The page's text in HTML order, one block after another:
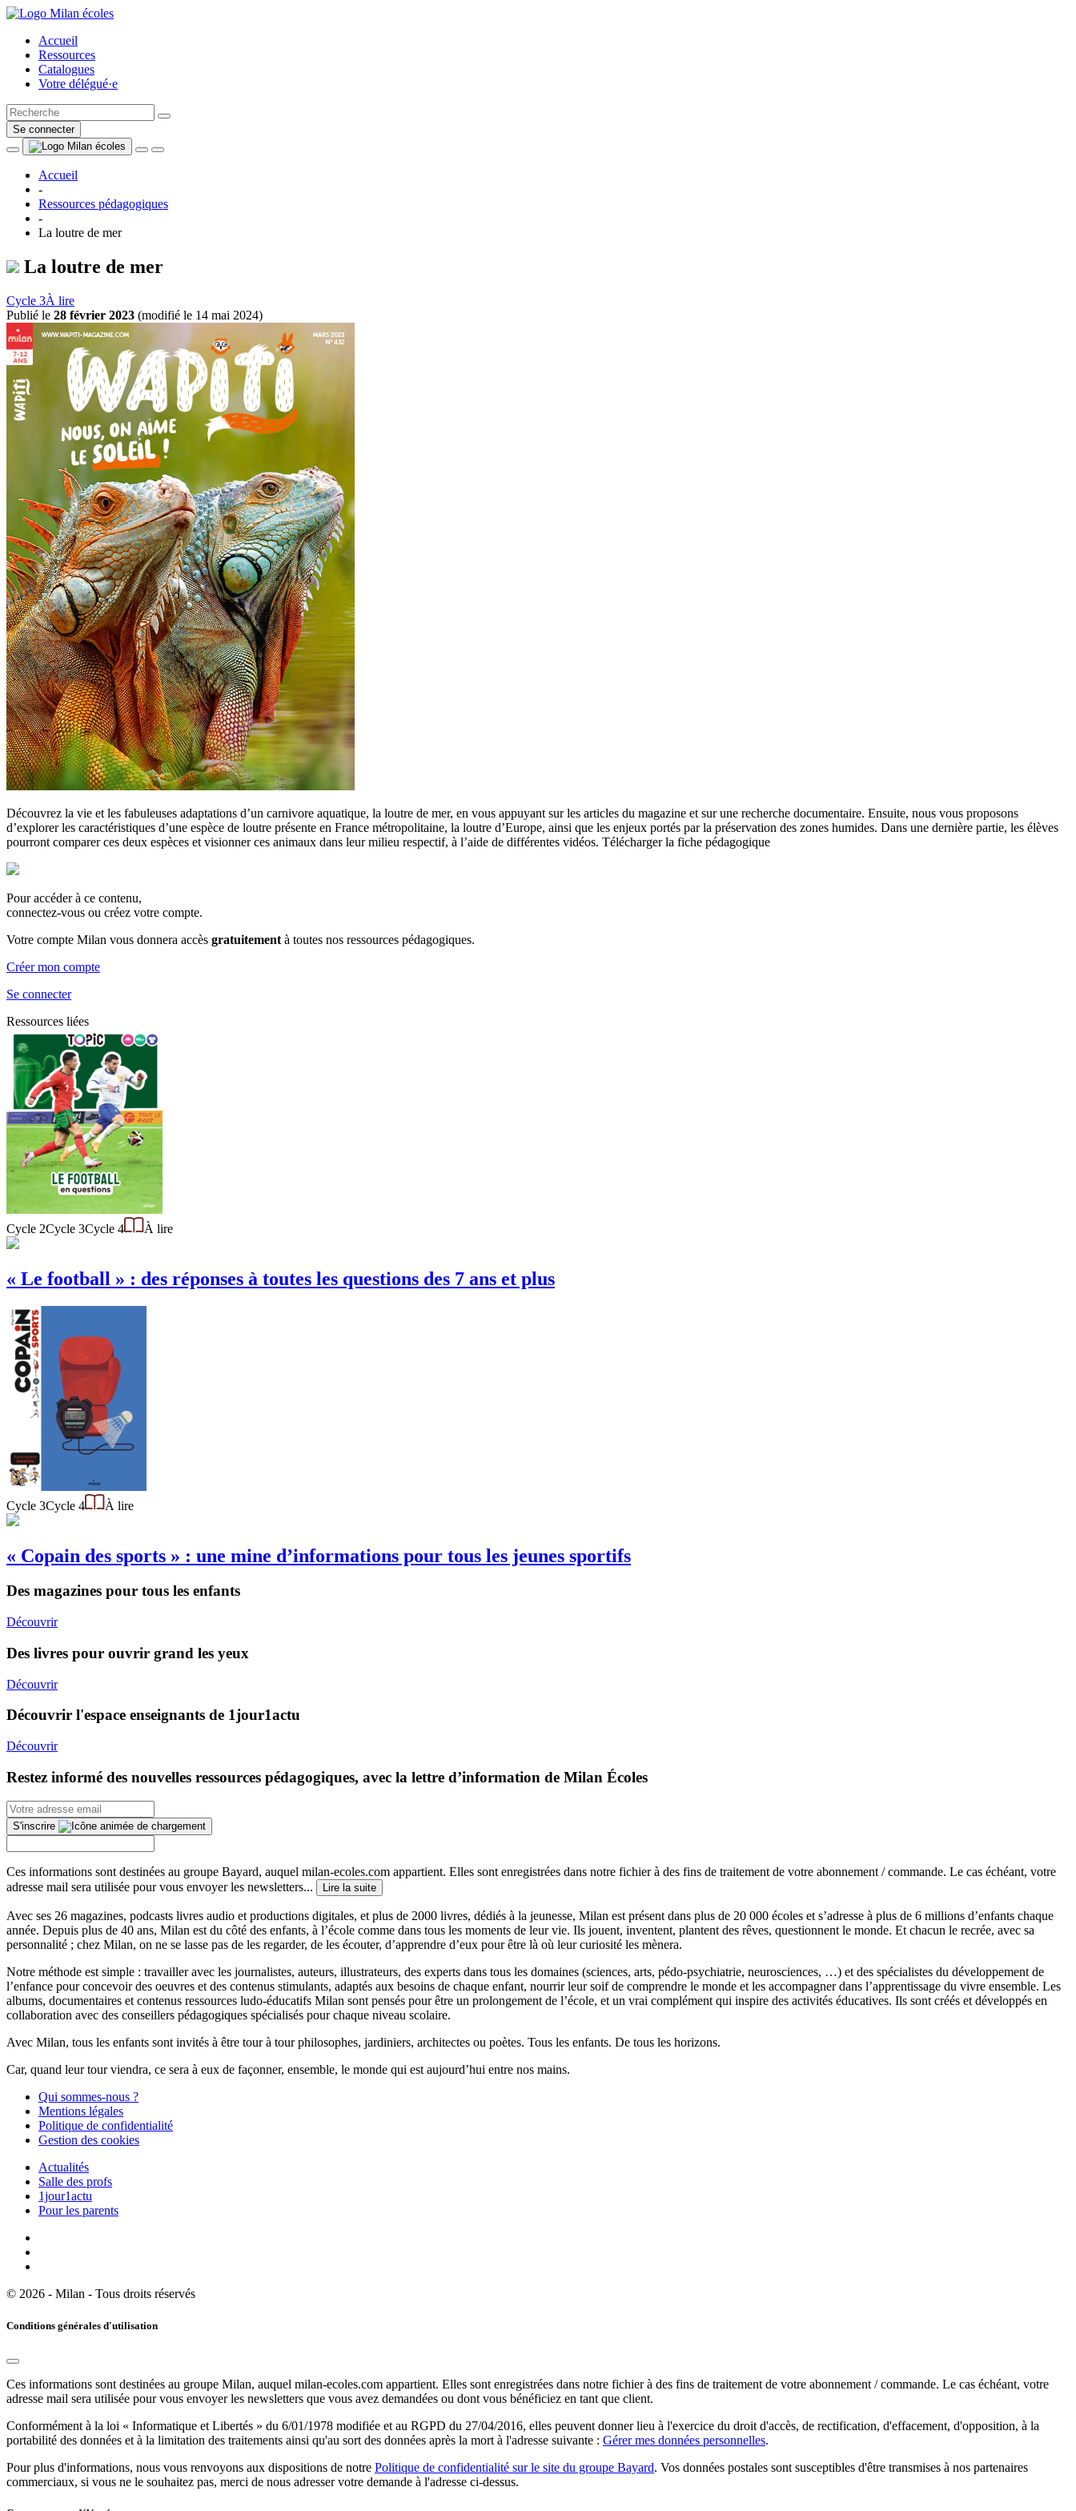
Accueil
Ressources
Catalogues
Votre délégué·e
Se connecter
Accueil
-
Ressources pédagogiques
-
La loutre de mer
La loutre de mer
Cycle 3À lire
Publié le 28 février 2023 (modifié le 14 mai 2024)
Découvrez la vie et les fabuleuses adaptations d’un carnivore aquatique, la loutre de mer, en vous appuyant sur les articles du magazine et sur une recherche documentaire. Ensuite, nous vous proposons
d’explorer les caractéristiques d’une espèce de loutre présente en France métropolitaine, la loutre d’Europe, ainsi que les enjeux portés par la préservation des zones humides. Dans une dernière partie, les élèves
pourront comparer ces deux espèces et visionner ces animaux dans leur milieu respectif, à l’aide de différentes vidéos. Télécharger la fiche pédagogique
Pour accéder à ce contenu,
connectez-vous ou créez votre compte.
Votre compte Milan vous donnera accès gratuitement à toutes nos ressources pédagogiques.
Créer mon compte
Se connecter
Ressources liées
Cycle 2Cycle 3Cycle 4 À lire
« Le football » : des réponses à toutes les questions des 7 ans et plus
Cycle 3Cycle 4 À lire
« Copain des sports » : une mine d’informations pour tous les jeunes sportifs
Des magazines pour tous les enfants
Découvrir
Des livres pour ouvrir grand les yeux
Découvrir
Découvrir l'espace enseignants de 1jour1actu
Découvrir
Restez informé des nouvelles ressources pédagogiques, avec la lettre d’information de Milan Écoles
S'inscrire
Ces informations sont destinées au groupe Bayard, auquel milan-ecoles.com appartient. Elles sont enregistrées dans notre fichier à des fins de traitement de votre abonnement / commande. Le cas échéant, votre
adresse mail sera utilisée pour vous envoyer les newsletters...
Lire la suite
Avec ses 26 magazines, podcasts livres audio et productions digitales, et plus de 2000 livres, dédiés à la jeunesse, Milan est présent dans plus de 20 000 écoles et s’adresse à plus de 6 millions d’enfants chaque
année. Depuis plus de 40 ans, Milan est du côté des enfants, à l’école comme dans tous les moments de leur vie. Ils jouent, inventent, plantent des rêves, questionnent le monde. Et chacun le recrée, avec sa
personnalité ; chez Milan, on ne se lasse pas de les regarder, de les écouter, d’apprendre d’eux pour être là où leur curiosité les mènera.
Notre méthode est simple : travailler avec les journalistes, auteurs, illustrateurs, des experts dans tous les domaines (sciences, arts, pédo-psychiatrie, neurosciences, …) et des spécialistes du développement de
l’enfance pour concevoir des oeuvres et des contenus stimulants, adaptés aux besoins de chaque enfant, nourrir leur soif de comprendre le monde et les accompagner dans l’apprentissage du vivre ensemble. Les
albums, documentaires et contenus ressources ludo-éducatifs Milan sont pensés pour être un prolongement de l’école, et un vrai complément qui inspire des activités éducatives. Ils sont créés et développés en
collaboration avec des conseillers pédagogiques spécialisés pour chaque niveau scolaire.
Avec Milan, tous les enfants sont invités à être tour à tour philosophes, jardiniers, architectes ou poètes. Tous les enfants. De tous les horizons.
Car, quand leur tour viendra, ce sera à eux de façonner, ensemble, le monde qui est aujourd’hui entre nos mains.
Qui sommes-nous ?
Mentions légales
Politique de confidentialité
Gestion des cookies
Actualités
Salle des profs
1jour1actu
Pour les parents
© 2026 - Milan - Tous droits réservés
Conditions générales d'utilisation
Ces informations sont destinées au groupe Milan, auquel milan-ecoles.com appartient. Elles sont enregistrées dans notre fichier à des fins de traitement de votre abonnement / commande. Le cas échéant, votre
adresse mail sera utilisée pour vous envoyer les newsletters que vous avez demandées ou dont vous bénéficiez en tant que client.
Conformément à la loi « Informatique et Libertés » du 6/01/1978 modifiée et au RGPD du 27/04/2016, elles peuvent donner lieu à l'exercice du droit d'accès, de rectification, d'effacement, d'opposition, à la
portabilité des données et à la limitation des traitements ainsi qu'au sort des données après la mort à l'adresse suivante : Gérer mes données personnelles.
Pour plus d'informations, nous vous renvoyons aux dispositions de notre Politique de confidentialité sur le site du groupe Bayard. Vos données postales sont susceptibles d'être transmises à nos partenaires
commerciaux, si vous ne le souhaitez pas, merci de nous adresser votre demande à l'adresse ci-dessus.